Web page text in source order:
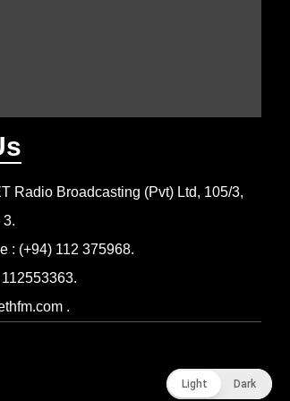
Radio Broadcasting (Pvt) Ltd, 105/3,
3.
: (+94) 112 375968.
.
Light Dark
Light Dark